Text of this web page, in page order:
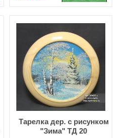
Тарелка дер. с рисунком
"Зима" ТД 20